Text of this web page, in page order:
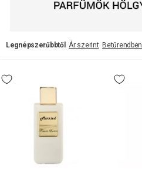
Legnépszerűbbtől Ár szerint Betűrendben